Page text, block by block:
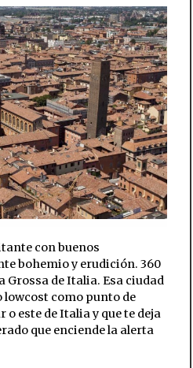
con buenos
bohemio y erudición. 360
de Italia. Esa ciudad
como punto de
este de Italia y que te deja
que enciende la alerta